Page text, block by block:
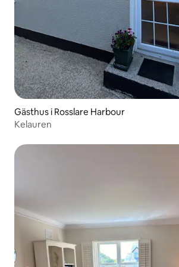
Gästhus i Rosslare Harbour
Kelauren